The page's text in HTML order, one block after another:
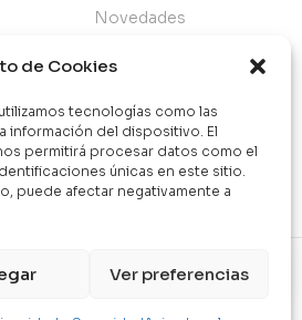
de Cookies
tecnologías como las
información del dispositivo. El
permitirá procesar datos como el
únicas en este sitio.
puede afectar negativamente a
Ver preferencias
Novedades